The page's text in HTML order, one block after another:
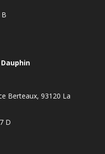
Berteaux, 93120 La
D